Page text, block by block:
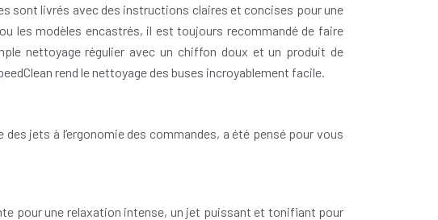
sont livrés avec des instructions claires et concises pour une
les modèles encastrés, il est toujours recommandé de faire
nettoyage régulier avec un chiffon doux et un produit de
rend le nettoyage des buses incroyablement facile.
jets à l’ergonomie des commandes, a été pensé pour vous
pour une relaxation intense, un jet puissant et tonifiant pour